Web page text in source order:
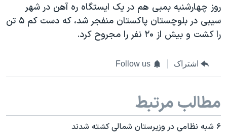
روز چهارشنبه بمبی هم در یک ایستگاه ره آهن در شهر
سیبی در بلوچستان پاکستان منفجر شد، که دست کم ۵ تن
را کشت و بیش از ۲۰ نفر را مجروح کرد.
اشتراک Follow us
مطالب مرتبط
۶ شبه نظامی در وزیرستان شمالی کشته شدند